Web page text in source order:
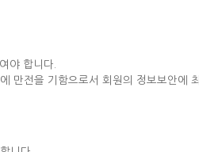
야 합니다.
만전을 기함으로서 회원의 정보보안에